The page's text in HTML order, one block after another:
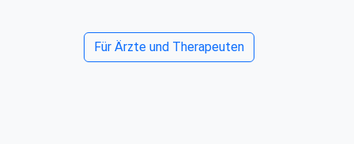
Für Ärzte und Therapeuten